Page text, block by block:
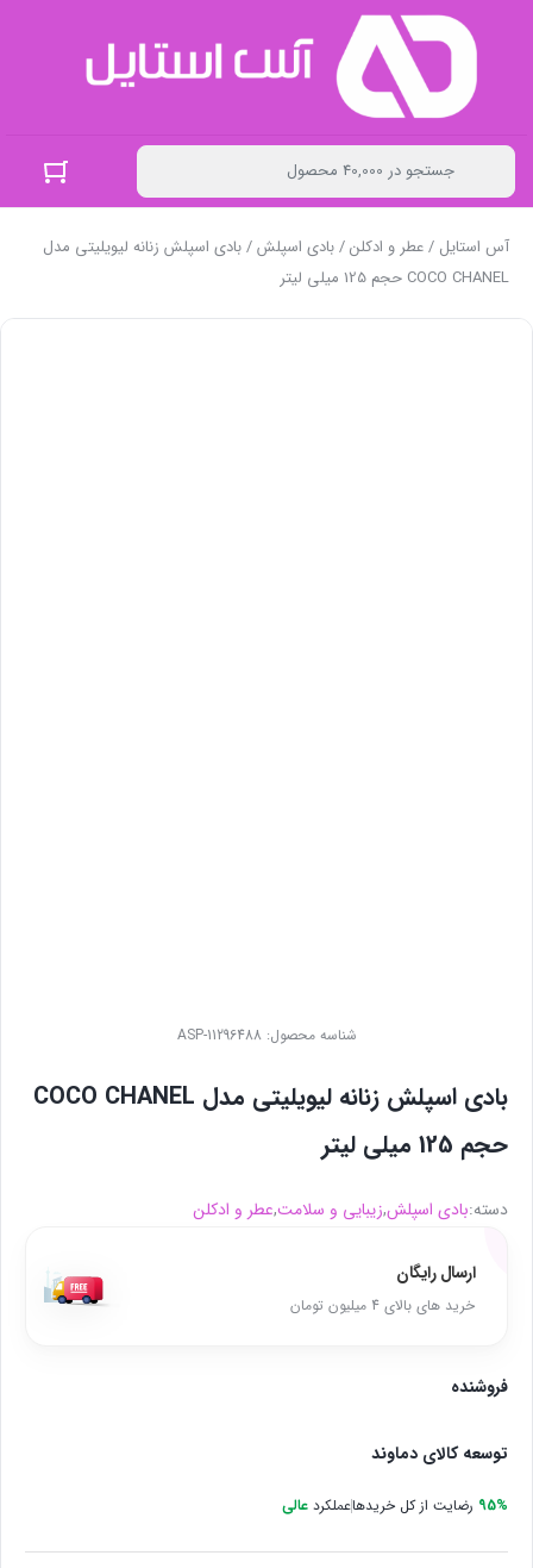
آس استایل /عطر و ادکلن/بادی اسپلش/ بادی اسپلش زنانه لیویلیتی مدل
COCO CHANEL حجم 125 میلی لیتر
شناسه محصول:ASP-11296488
بادی اسپلش زنانه لیویلیتی مدل COCO CHANEL
حجم 125 میلی لیتر
دسته:بادی اسپلش,زیبایی و سلامت,عطر و ادکلن
ارسال رایگان
خرید های بالای 4 میلیون تومان
فروشنده
توسعه کالای دماوند
95% رضایت از کل خریدهاعملکرد عالی